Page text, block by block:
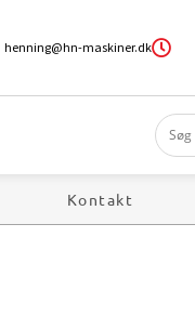
henning@hn-maskiner.dk
Kontakt